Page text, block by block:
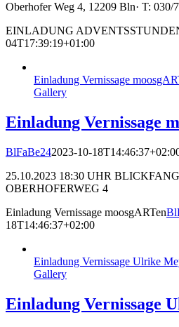
Oberhofer Weg 4, 12209 Bln· T: 030/
EINLADUNG
04T17:39:19+01:00
Einladung Vernissage
Gallery
Einladung Vernissage
BlFaBe242023-10-
25.10.2023 18:30 UHR
OBERHOFERWEG 4
Einladung Vernissage moosgARTen
18T14:46:37+02:00
Einladung Vernissage Ulrike
Gallery
Einladung Vernissage